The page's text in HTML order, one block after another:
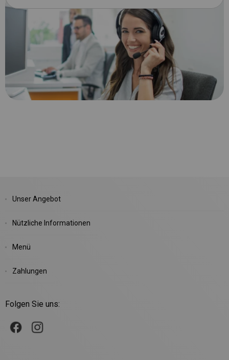
Unser Angebot
Nützliche Informationen
Menü
Zahlungen
Folgen Sie uns: